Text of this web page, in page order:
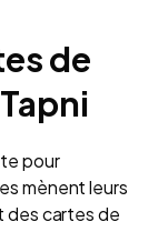
de
pour
mènent leurs
des cartes de